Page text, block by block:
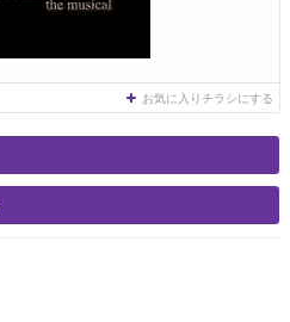
お気に入りチラシにする